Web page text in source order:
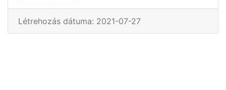
Létrehozás dátuma: 2021-07-27